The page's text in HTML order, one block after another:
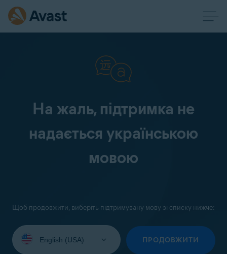
На жаль, підтримка не
надається українською
мовою
Щоб продовжити, виберіть підтримувану мову зі списку нижче:
your
ПРОДОВЖИТИ